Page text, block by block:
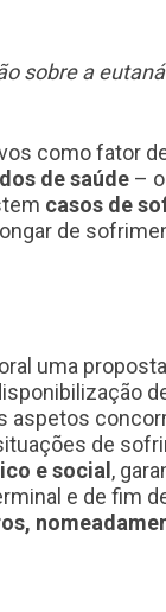
sobre a
como fator
de saúde –
casos de
de
uma
aspetos
de
e social ,
e de fim